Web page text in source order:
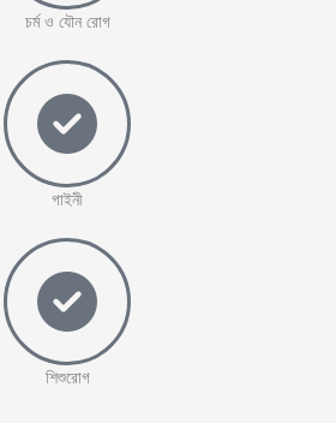
চর্ম ও যৌন রোগ
গাইনী
শিশুরোগ